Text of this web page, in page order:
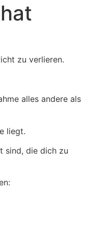
zu verlieren.
alles andere als
liegt.
sind, die dich zu